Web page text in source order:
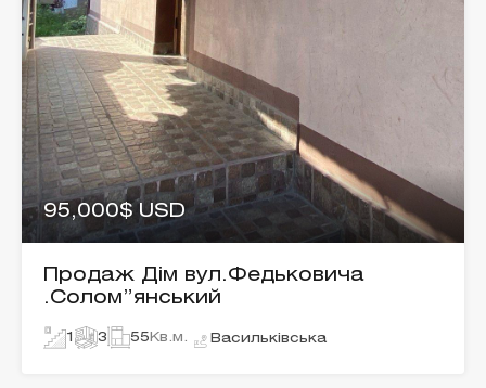
95,000$ USD
Продаж Дім вул.Федьковича
.Солом”янський
1 3 55 Кв.м. Васильківська